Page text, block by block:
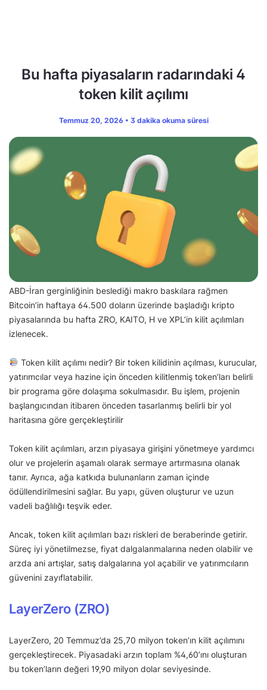
Bu hafta piyasaların radarındaki 4
token kilit açılımı
Temmuz 20, 2026 • 3 dakika okuma süresi
ABD-İran gerginliğinin beslediği makro baskılara rağmen
Bitcoin’in haftaya 64.500 doların üzerinde başladığı kripto
piyasalarında bu hafta ZRO, KAITO, H ve XPL’in kilit açılımları
izlenecek.
Token kilit açılımı nedir? Bir token kilidinin açılması, kurucular,
yatırımcılar veya hazine için önceden kilitlenmiş token’ları belirli
bir programa göre dolaşıma sokulmasıdır. Bu işlem, projenin
başlangıcından itibaren önceden tasarlanmış belirli bir yol
haritasına göre gerçekleştirilir
Token kilit açılımları, arzın piyasaya girişini yönetmeye yardımcı
olur ve projelerin aşamalı olarak sermaye artırmasına olanak
tanır. Ayrıca, ağa katkıda bulunanların zaman içinde
ödüllendirilmesini sağlar. Bu yapı, güven oluşturur ve uzun
vadeli bağlılığı teşvik eder.
Ancak, token kilit açılımları bazı riskleri de beraberinde getirir.
Süreç iyi yönetilmezse, fiyat dalgalanmalarına neden olabilir ve
arzda ani artışlar, satış dalgalarına yol açabilir ve yatırımcıların
güvenini zayıflatabilir.
LayerZero (ZRO)
LayerZero, 20 Temmuz’da 25,70 milyon token’ın kilit açılımını
gerçekleştirecek. Piyasadaki arzın toplam %4,60’ını oluşturan
bu token’ların değeri 19,90 milyon dolar seviyesinde.